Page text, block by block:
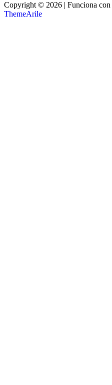
Copyright © 2026 | Funciona con
ThemeArile